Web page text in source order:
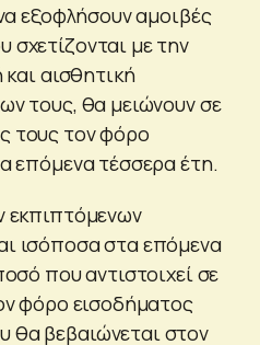
εξοφλήσουν αμοιβές
με την
και αισθητική
τους, θα μειώνουν σε
τους τον φόρο
επόμενα τέσσερα έτη.
εκπιπτόμενων
ισόποσα στα επόμενα
που αντιστοιχεί σε
φόρο εισοδήματος
βεβαιώνεται στον